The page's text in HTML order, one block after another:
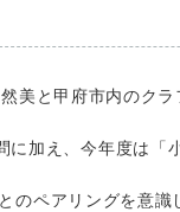
と甲府市内のクラ
加え、今年度は「
ペアリングを意識